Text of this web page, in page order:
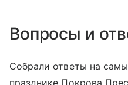
Вопросы и
Собрали ответы на